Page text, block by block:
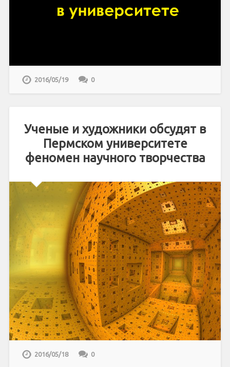
2016/05/19 0
Ученые и художники обсудят в
Пермском университете
феномен научного творчества
2016/05/18 0